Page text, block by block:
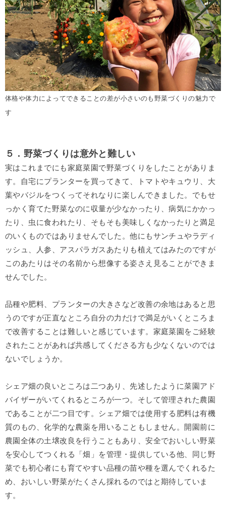
体格や体力によってできることの差が小さいのも野菜づくりの魅力で
す
５．野菜づくりは意外と難しい
実はこれまでにも家庭菜園で野菜づくりをしたことがありま
す。自宅にプランターを買ってきて、トマトやキュウリ、大
葉やバジルをつくってそれなりに楽しんできました。でもせ
っかく育てた野菜なのに収量が少なかったり、病気にかかっ
たり、虫に食われたり、そもそも美味しくなかったりと満足
のいくものではありませんでした。他にもサンチュやラディ
ッシュ、人参、アスパラガスあたりも植えてはみたのですが
このあたりはその名前から想像する姿さえ見ることができま
せんでした。
品種や肥料、プランターの大きさなど改善の余地はあると思
うのですが正直なところ自分の力だけで満足がいくところま
で改善することは難しいと感じています。家庭菜園をご経験
されたことがあれば共感してくださる方も少なくないのでは
ないでしょうか。
シェア畑の良いところは二つあり、先述したように菜園アド
バイザーがいてくれるところが一つ。そして管理された農園
であることが二つ目です。シェア畑では使用する肥料は有機
質のもの、化学的な農薬を用いることもしません。開園前に
農園全体の土壌改良を行うこともあり、安全でおいしい野菜
を安心してつくれる「畑」を管理・提供している他、同じ野
菜でも初心者にも育てやすい品種の苗や種を選んでくれるた
め、おいしい野菜がたくさん採れるのではと期待していま
す。